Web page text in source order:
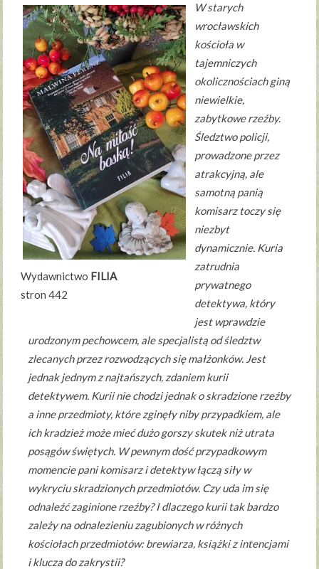
Wydawnictwo FILIA
stron 442
W starych
wrocławskich
kościoła w
tajemniczych
okolicznościach giną
niewielkie,
zabytkowe rzeźby.
Śledztwo policji,
prowadzone przez
atrakcyjną, ale
samotną panią
komisarz toczy się
niezbyt
dynamicznie. Kuria
zatrudnia
prywatnego
detektywa, który
jest wprawdzie
urodzonym pechowcem, ale specjalistą od śledztw
zlecanych przez rozwodzących się małżonków. Jest
jednak jednym z najtańszych, zdaniem kurii
detektywem. Kurii nie chodzi jednak o skradzione rzeźby
a inne przedmioty, które zginęły niby przypadkiem, ale
ich kradzież może mieć dużo gorszy skutek niż utrata
posągów świętych. W pewnym dość przypadkowym
momencie pani komisarz i detektyw łączą siły w
wykryciu skradzionych przedmiotów. Czy uda im się
odnaleźć zaginione rzeźby? I dlaczego kurii tak bardzo
zależy na odnalezieniu zagubionych w różnych
kościołach przedmiotów: brewiarza, książki z intencjami
i klucza do zakrystii?